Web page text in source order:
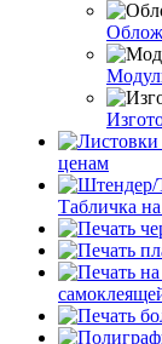
ценам
Табличка